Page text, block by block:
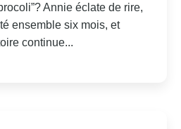
Annie éclate de rire,
ensemble six mois, et
continue...